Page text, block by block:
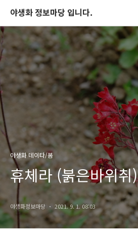
야생화 정보마당 입니다.
야생화 데이타/봄
휴체라 (붉은바위취)
야생화정보마당 2021. 9. 1. 08:03